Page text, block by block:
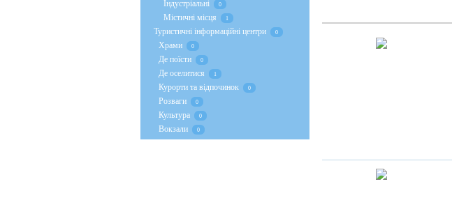
Індустріальні 0
Містичні місця 1
Туристичні інформаційні центри 0
Храми 0
Де поїсти 0
Де оселитися 1
Курорти та відпочинок 0
Розваги 0
Культура 0
Вокзали 0